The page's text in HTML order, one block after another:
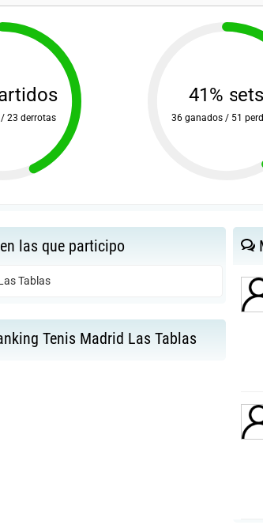
23 derrotas
41% sets
36 ganados / 51
las que participo
Tablas
Tenis Madrid Las Tablas